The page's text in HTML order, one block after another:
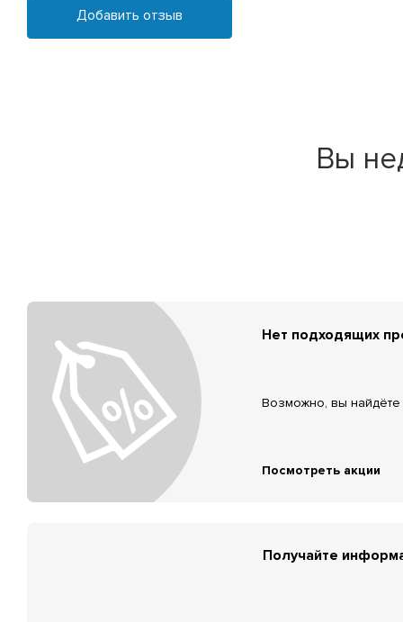
Добавить отзыв
Вы
Нет подходящих
Возможно, вы найдёте
Посмотреть акции
Получайте